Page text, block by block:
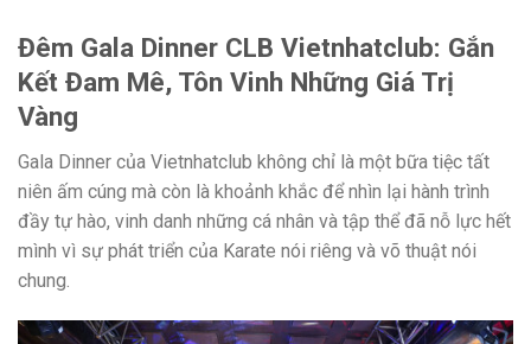
Đêm Gala Dinner CLB Vietnhatclub: Gắn
Kết Đam Mê, Tôn Vinh Những Giá Trị
Vàng
Gala Dinner của Vietnhatclub không chỉ là một bữa tiệc tất
niên ấm cúng mà còn là khoảnh khắc để nhìn lại hành trình
đầy tự hào, vinh danh những cá nhân và tập thể đã nỗ lực hết
mình vì sự phát triển của Karate nói riêng và võ thuật nói
chung.